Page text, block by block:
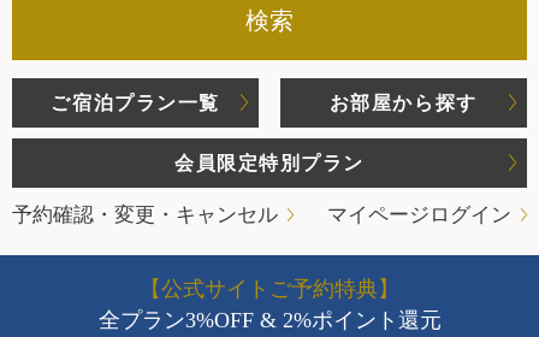
検索
ご宿泊プラン一覧 お部屋から探す
会員限定特別プラン
予約確認・変更・キャンセル マイページログイン
【公式サイトご予約特典】
全プラン3%OFF & 2%ポイント還元